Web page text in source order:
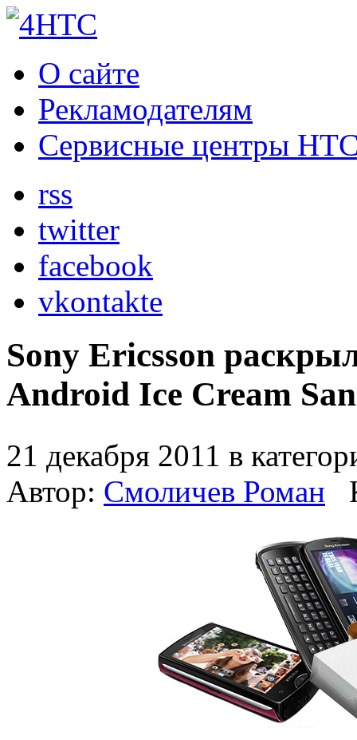
О сайте
Рекламодателям
Сервисные центры
rss
twitter
facebook
vkontakte
Sony Ericsson
Android Ice Cream
21 декабря 2011 в
Автор: Смоличев Роман